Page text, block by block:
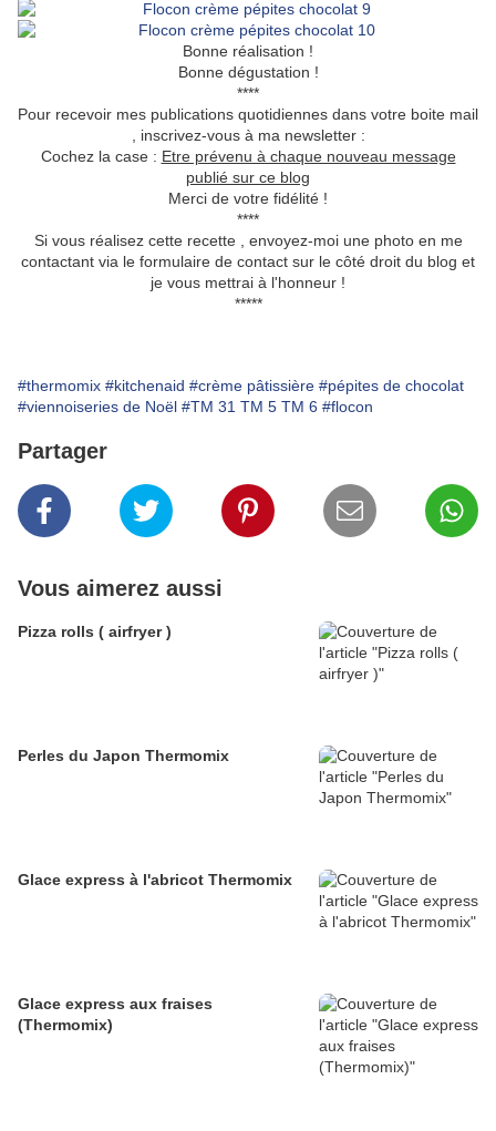
Bonne réalisation !
Bonne dégustation !
****
Pour recevoir mes publications quotidiennes dans votre boite mail
, inscrivez-vous à ma newsletter :
Cochez la case : Etre prévenu à chaque nouveau message
publié sur ce blog
Merci de votre fidélité !
****
Si vous réalisez cette recette , envoyez-moi une photo en me
contactant via le formulaire de contact sur le côté droit du blog et
je vous mettrai à l'honneur !
*****
#thermomix #kitchenaid #crème pâtissière #pépites de chocolat
#viennoiseries de Noël #TM 31 TM 5 TM 6 #flocon
Partager
Vous aimerez aussi
Pizza rolls ( airfryer )
Perles du Japon Thermomix
Glace express à l'abricot Thermomix
Glace express aux fraises
(Thermomix)